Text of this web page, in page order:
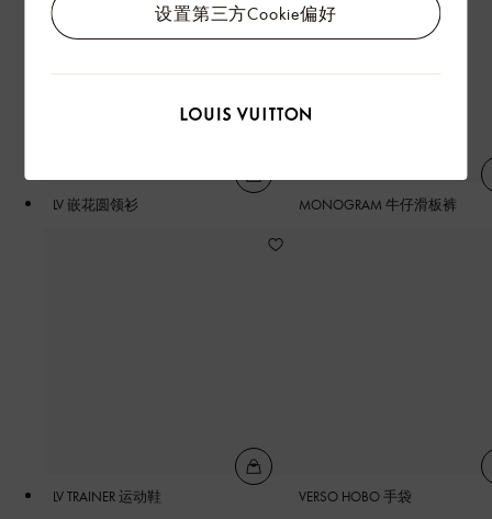
设置第三方Cookie偏好
LV 嵌花圆领衫 MONOGRAM 牛仔滑板裤
LV TRAINER 运动鞋 VERSO HOBO 手袋